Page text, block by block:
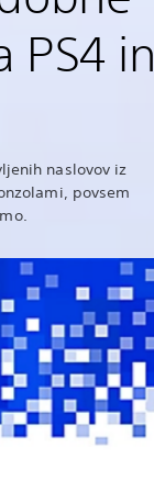
PS4
naslovov iz
povsem